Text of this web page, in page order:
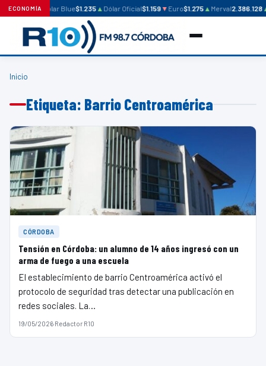
ECONOMÍA Dólar Blue$1.235▲ Dólar Oficial$1.159▼ Euro$1.275▲ Merval2.386.128
Inicio
Etiqueta: Barrio Centroamérica
CÓRDOBA
Tensión en Córdoba: un alumno de 14 años ingresó con un
arma de fuego a una escuela
El establecimiento de barrio Centroamérica activó el
protocolo de seguridad tras detectar una publicación en
redes sociales. La…
19/05/2026·Redactor R10